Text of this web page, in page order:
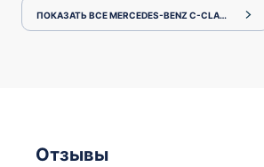
ПОКАЗАТЬ ВСЕ MERCEDES-BENZ C-CLASS 205042
Отзывы